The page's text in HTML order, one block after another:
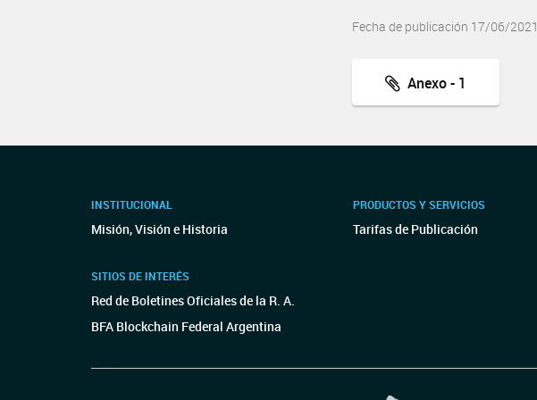
Fecha de publicación 17/06/2021
Anexo - 1
INSTITUCIONAL
Misión, Visión e Historia
SITIOS DE INTERÉS
Red de Boletines Oficiales de la R. A.
BFA Blockchain Federal Argentina
PRODUCTOS Y SERVICIOS
Tarifas de Publicación